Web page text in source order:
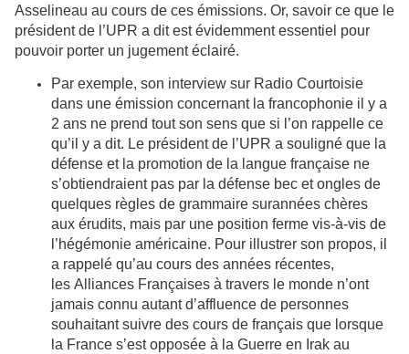
Asselineau au cours de ces émissions. Or, savoir ce que le
président de l’UPR a dit est évidemment essentiel pour
pouvoir porter un jugement éclairé.
Par exemple, son interview sur Radio Courtoisie
dans une émission concernant la francophonie il y a
2 ans ne prend tout son sens que si l’on rappelle ce
qu’il y a dit. Le président de l’UPR a souligné que la
défense et la promotion de la langue française ne
s’obtiendraient pas par la défense bec et ongles de
quelques règles de grammaire surannées chères
aux érudits, mais par une position ferme vis-à-vis de
l’hégémonie américaine. Pour illustrer son propos, il
a rappelé qu’au cours des années récentes,
les Alliances Françaises à travers le monde n’ont
jamais connu autant d’affluence de personnes
souhaitant suivre des cours de français que lorsque
la France s’est opposée à la Guerre en Irak au